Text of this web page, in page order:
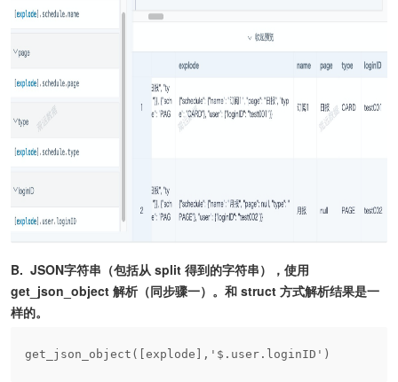
B. JSON字符串（包括从 split 得到的字符串），使用
get_json_object 解析（同步骤一）。和 struct 方式解析结果是一
样的。
get_json_object([explode],'$.user.loginID')